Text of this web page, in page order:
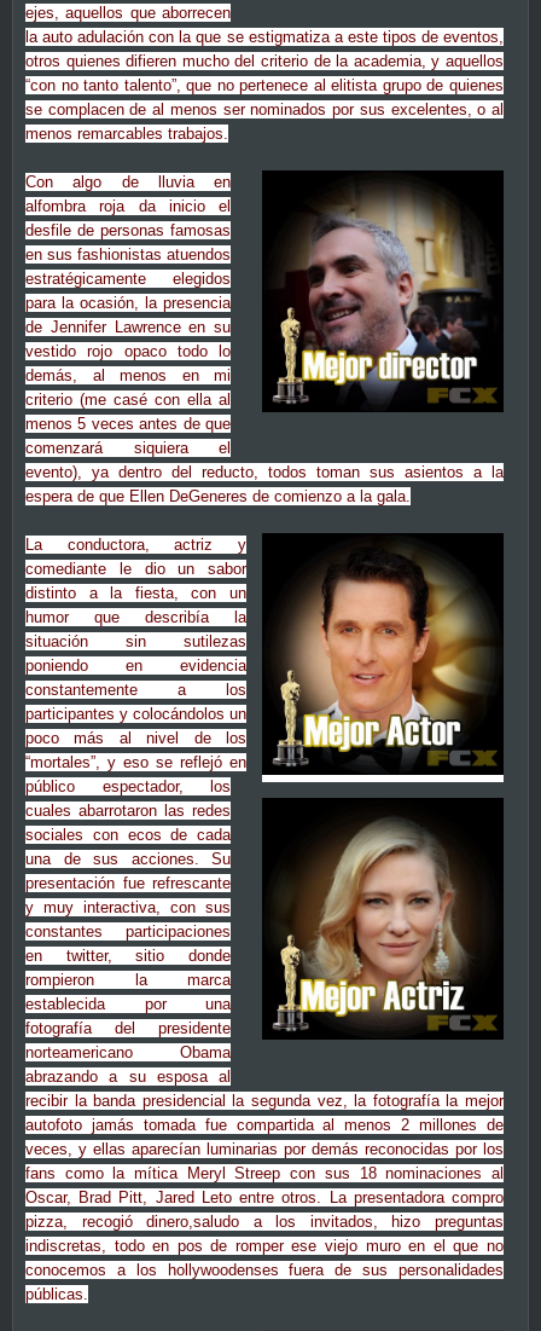
ejes, aquellos que aborrecen
la auto adulación con la que se estigmatiza a este tipos de eventos,
otros quienes difieren mucho del criterio de la academia, y aquellos
“con no tanto talento”, que no pertenece al elitista grupo de quienes
se complacen de al menos ser nominados por sus excelentes, o al
menos remarcables trabajos.
Con algo de lluvia en
alfombra roja da inicio el
desfile de personas famosas
en sus fashionistas atuendos
estratégicamente elegidos
para la ocasión, la presencia
de Jennifer Lawrence en su
vestido rojo opaco todo lo
demás, al menos en mi
criterio (me casé con ella al
menos 5 veces antes de que
comenzará siquiera el
evento), ya dentro del reducto, todos toman sus asientos a la
espera de que Ellen DeGeneres de comienzo a la gala.
La conductora, actriz y
comediante le dio un sabor
distinto a la fiesta, con un
humor que describía la
situación sin sutilezas
poniendo en evidencia
constantemente a los
participantes y colocándolos un
poco más al nivel de los
“mortales”, y eso se reflejó en
público espectador, los
cuales abarrotaron las redes
sociales con ecos de cada
una de sus acciones. Su
presentación fue refrescante
y muy interactiva, con sus
constantes participaciones
en twitter, sitio donde
rompieron la marca
establecida por una
fotografía del presidente
norteamericano Obama
abrazando a su esposa al
recibir la banda presidencial la segunda vez, la fotografía la mejor
autofoto jamás tomada fue compartida al menos 2 millones de
veces, y ellas aparecían luminarias por demás reconocidas por los
fans como la mítica Meryl Streep con sus 18 nominaciones al
Oscar, Brad Pitt, Jared Leto entre otros. La presentadora compro
pizza, recogió dinero,saludo a los invitados, hizo preguntas
indiscretas, todo en pos de romper ese viejo muro en el que no
conocemos a los hollywoodenses fuera de sus personalidades
públicas.